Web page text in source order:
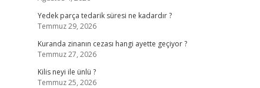
Yedek parça tedarik süresi ne kadardır ?
Temmuz 29, 2026
Kuranda zinanın cezası hangi ayette geçiyor ?
Temmuz 27, 2026
Kilis neyi ile ünlü ?
Temmuz 25, 2026